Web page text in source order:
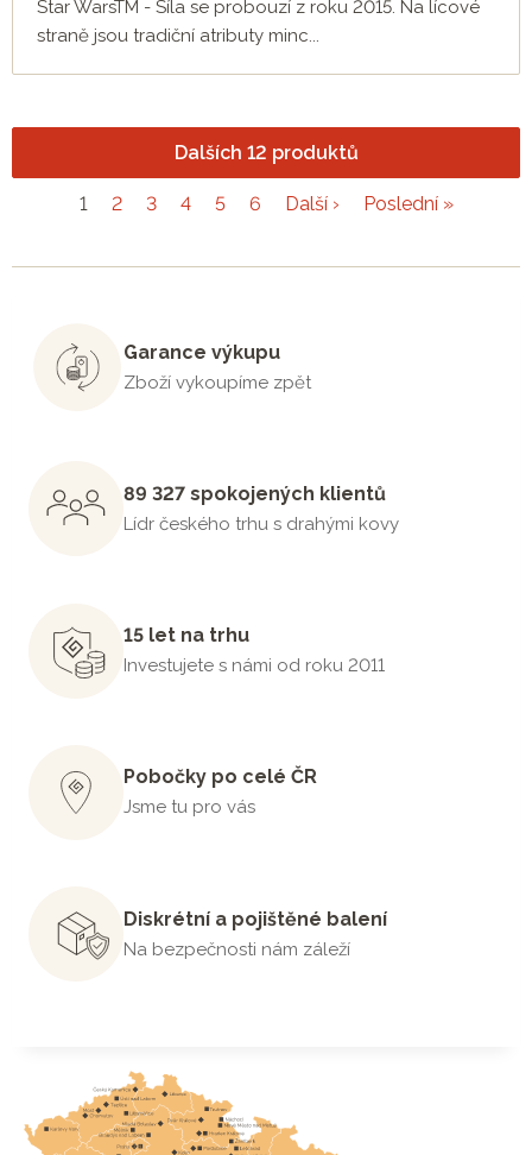
Star WarsTM - Síla se probouzí z roku 2015. Na lícové
straně jsou tradiční atributy minc...
Dalších 12 produktů
1 2 3 4 5 6 Další › Poslední »
Garance výkupu
Zboží vykoupíme zpět
89 327 spokojených klientů
Lídr českého trhu s drahými kovy
15 let na trhu
Investujete s námi od roku 2011
Pobočky po celé ČR
Jsme tu pro vás
Diskrétní a pojištěné balení
Na bezpečnosti nám záleží